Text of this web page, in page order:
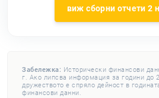
виж сборни отчети 2
Забележка: Исторически финансови
г. Ако липсва информация за години до
дружеството е спряло дейност в
финансови данни.